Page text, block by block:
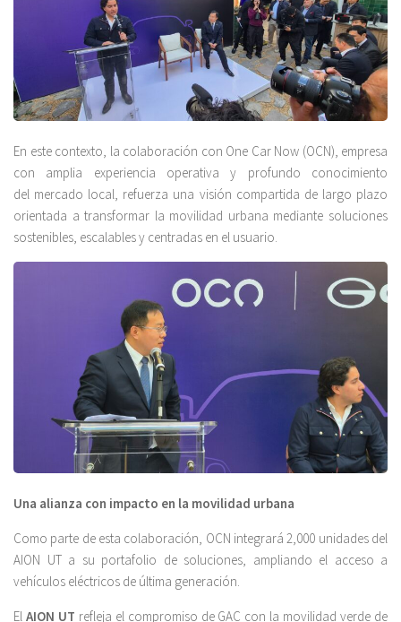
En este contexto, la colaboración con One Car Now (OCN), empresa
con amplia experiencia operativa y profundo conocimiento
del mercado local, refuerza una visión compartida de largo plazo
orientada a transformar la movilidad urbana mediante soluciones
sostenibles, escalables y centradas en el usuario.
Una alianza con impacto en la movilidad urbana
Como parte de esta colaboración, OCN integrará 2,000 unidades del
AION UT a su portafolio de soluciones, ampliando el acceso a
vehículos eléctricos de última generación.
El AION UT refleja el compromiso de GAC con la movilidad verde de